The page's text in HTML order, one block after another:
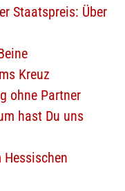
Staatspreis: Über
Kreuz
ohne Partner
hast Du uns
Hessischen